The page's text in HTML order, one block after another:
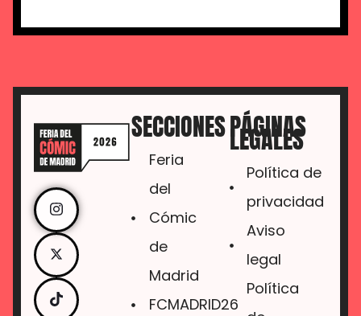
SECCIONES
Feria
del
Cómic
de
Madrid
FCMADRID26
PÁGINAS
LEGALES
Política de
privacidad
Aviso
legal
Política